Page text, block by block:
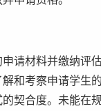
材料并缴纳评
和考察申请学生
契合度。未能在